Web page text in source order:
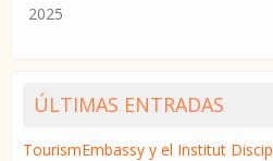
2025
ÚLTIMAS ENTRADAS
TourismEmbassy y el Institut